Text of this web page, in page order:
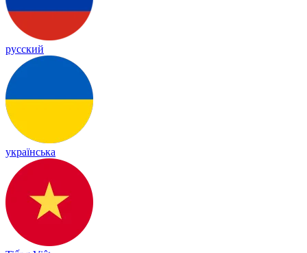
русский
українська